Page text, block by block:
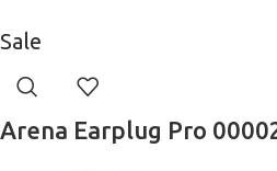
Sale
Arena Earplug Pro